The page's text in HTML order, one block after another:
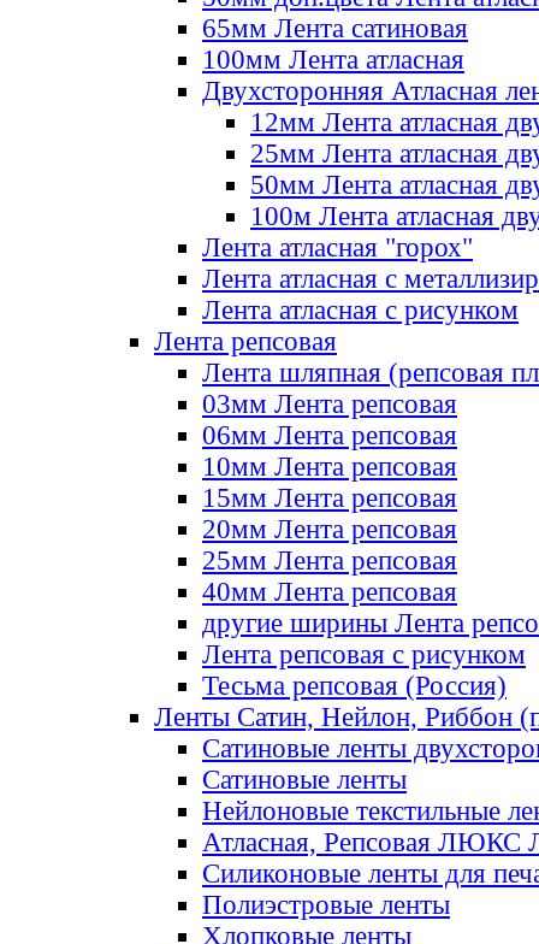
65мм Лента сатиновая
100мм Лента атласная
Двухсторонняя Атласная
12мм Лента атласная
25мм Лента атласная
50мм Лента атласная
100м Лента атласная
Лента атласная "горох"
Лента атласная с
Лента атласная с рисунком
Лента репсовая
Лента шляпная (репсовая
03мм Лента репсовая
06мм Лента репсовая
10мм Лента репсовая
15мм Лента репсовая
20мм Лента репсовая
25мм Лента репсовая
40мм Лента репсовая
другие ширины Лента
Лента репсовая с рисунком
Тесьма репсовая (Россия)
Ленты Сатин, Нейлон, Риббон
Сатиновые ленты
Сатиновые ленты
Нейлоновые текстильные
Атласная, Репсовая ЛЮКС
Силиконовые ленты для
Полиэстровые ленты
Хлопковые ленты